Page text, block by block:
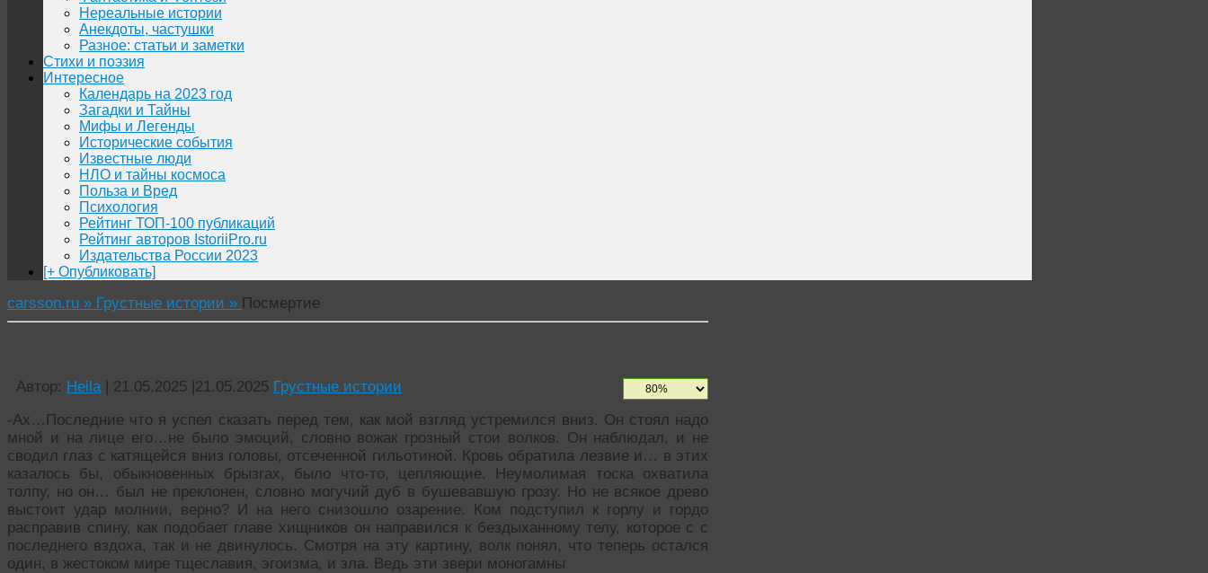
Нереальные истории
Анекдоты, частушки
Разное: статьи и заметки
Стихи и поэзия
Интересное
Календарь на 2023 год
Загадки и Тайны
Мифы и Легенды
Исторические события
Известные люди
НЛО и тайны космоса
Польза и Вред
Психология
Рейтинг ТОП-100 публикаций
Рейтинг авторов IstoriiPro.ru
Издательства России 2023
[+ Опубликовать]
carsson.ru » Грустные истории » Посмертие
Автор: Heila | 21.05.2025 |21.05.2025 Грустные истории
-Ах…Последние что я успел сказать перед тем, как мой взгляд устремился вниз. Он стоял надо
мной и на лице его…не было эмоций, словно вожак грозный стои волков. Он наблюдал, и не
сводил глаз с катящейся вниз головы, отсеченной гильотиной. Кровь обратила лезвие и… в этих
казалось бы, обыкновенных брызгах, было что-то, цепляющие. Неумолимая тоска охватила
толпу, но он… был не преклонен, словно могучий дуб в бушевавшую грозу. Но не всякое древо
выстоит удар молнии, верно? И на него снизошло озарение. Ком подступил к горлу и гордо
расправив спину, как подобает главе хищников он направился к бездыханному телу, которое с с
последнего вздоха, так и не двинулось. Смотря на эту картину, волк понял, что теперь остался
один, в жестоком мире тщеславия, эгоизма, и зла. Ведь эти звери моногамны